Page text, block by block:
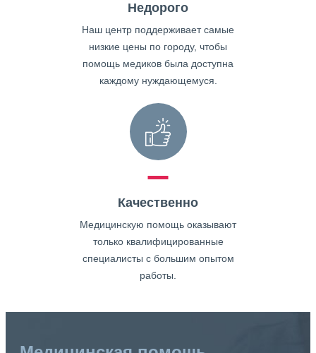
Недорого
Наш центр поддерживает самые
низкие цены по городу, чтобы
помощь медиков была доступна
каждому нуждающемуся.
Качественно
Медицинскую помощь оказывают
только квалифицированные
специалисты с большим опытом
работы.